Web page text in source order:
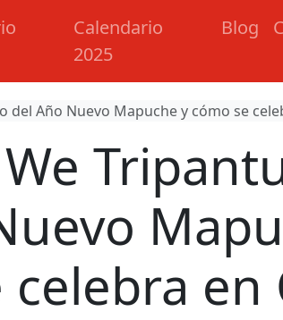
Calendario
2025
Blog
del Año Nuevo Mapuche y cómo se
celebra en